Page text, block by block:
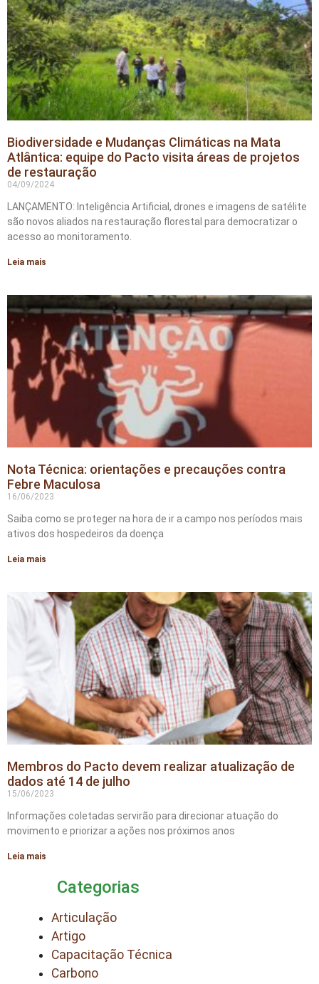
Biodiversidade e Mudanças Climáticas na Mata
Atlântica: equipe do Pacto visita áreas de projetos
de restauração
04/09/2024
LANÇAMENTO: Inteligência Artificial, drones e imagens de satélite
são novos aliados na restauração florestal para democratizar o
acesso ao monitoramento.
Leia mais
Nota Técnica: orientações e precauções contra
Febre Maculosa
16/06/2023
Saiba como se proteger na hora de ir a campo nos períodos mais
ativos dos hospedeiros da doença
Leia mais
Membros do Pacto devem realizar atualização de
dados até 14 de julho
15/06/2023
Informações coletadas servirão para direcionar atuação do
movimento e priorizar a ações nos próximos anos
Leia mais
Categorias
Articulação
Artigo
Capacitação Técnica
Carbono